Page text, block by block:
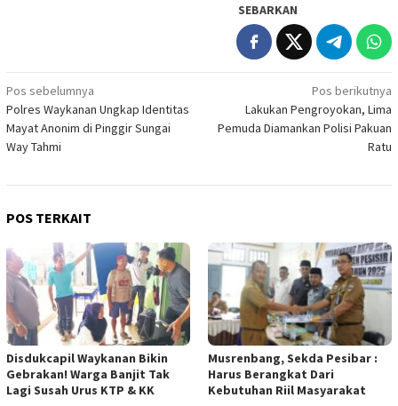
SEBARKAN
Navigasi
pos
Pos sebelumnya
Polres Waykanan Ungkap Identitas
Mayat Anonim di Pinggir Sungai
Way Tahmi
Pos berikutnya
Lakukan Pengroyokan, Lima
Pemuda Diamankan Polisi Pakuan
Ratu
POS TERKAIT
Disdukcapil Waykanan Bikin
Gebrakan! Warga Banjit Tak
Lagi Susah Urus KTP & KK
Musrenbang, Sekda Pesibar :
Harus Berangkat Dari
Kebutuhan Riil Masyarakat